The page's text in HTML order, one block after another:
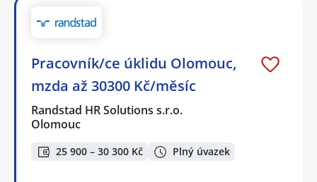
Pracovník/ce úklidu Olomouc,
mzda až 30300 Kč/měsíc
Randstad HR Solutions s.r.o.
Olomouc
25 900 – 30 300 Kč Plný úvazek